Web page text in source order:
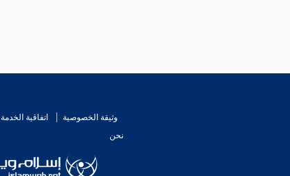
وثيقة الخصوصية اتفاقية الخدمة
نحن